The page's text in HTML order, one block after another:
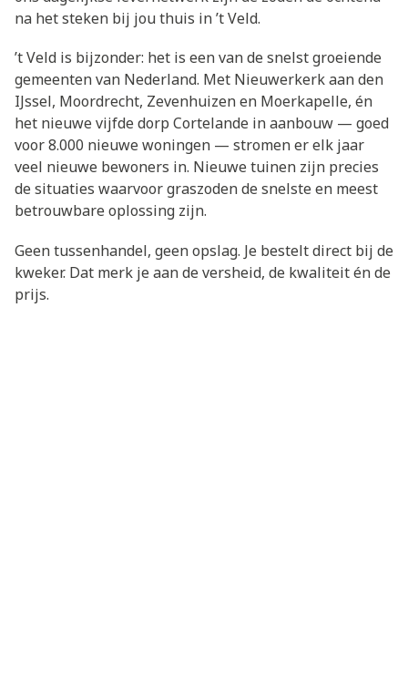
na het steken bij jou thuis in ’t Veld.
’t Veld is bijzonder: het is een van de snelst groeiende
gemeenten van Nederland. Met Nieuwerkerk aan den
IJssel, Moordrecht, Zevenhuizen en Moerkapelle, én
het nieuwe vijfde dorp Cortelande in aanbouw — goed
voor 8.000 nieuwe woningen — stromen er elk jaar
veel nieuwe bewoners in. Nieuwe tuinen zijn precies
de situaties waarvoor graszoden de snelste en meest
betrouwbare oplossing zijn.
Geen tussenhandel, geen opslag. Je bestelt direct bij de
kweker. Dat merk je aan de versheid, de kwaliteit én de
prijs.